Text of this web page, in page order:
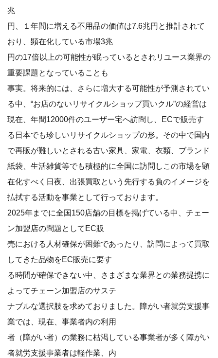
兆
円、１年間に増える不用品の価値は7.6兆円と推計されて
おり、顕在化している市場3兆
円の17倍以上の可能性が眠っているとされリユース業界の
重要課題となっていることも
事実。将来的には、さらに増大する可能性が予測されてい
る中、“お店のないリサイクルショップ買いクル”の経営は
現在、年間12000件のユーザー宅へ訪問し、ECで販売す
る日本でも珍しいリサイクルショップの形。その中で国内
で再販が難しいとされる古い家具、家電、衣類、ブランド
紙袋、生活雑貨等でも積極的に全国に訪問しこの市場を顕
在化すべく日夜、出張買取という先行する負のイメージを
払拭する活動を事業として行っております。
2025年までに全国150店舗の目標を掲げている中、チェー
ン加盟店の問題としてEC販
売における人材確保が困難であったり、訪問によって買取
してきた品物をEC販売に要す
る時間が確保できない中、さまざまな業界との業務提携に
よってチェーン加盟店のサステ
ナブルな選択肢を求めておりました。障がい者就労支援事
業では、現在、事業者内の利用
者（障がい者）の業務に枯渇している事業者が多く障がい
者就労支援事業者は軽作業、内